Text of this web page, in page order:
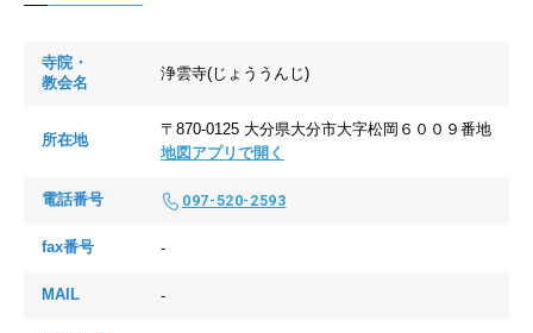
寺院・
教会名
浄雲寺(じょううんじ)
所在地
〒870-0125 大分県大分市大字松岡６００９番地
地図アプリで開く
電話番号 097-520-2593
fax番号 -
MAIL -